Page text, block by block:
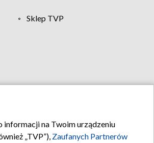
Sklep TVP
informacji na Twoim urządzeniu
„TVP”), Zaufanych Partnerów